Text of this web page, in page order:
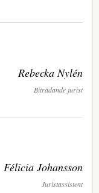
Rebecka Nylén
Biträdande jurist
Félicia Johansson
Juristassistent